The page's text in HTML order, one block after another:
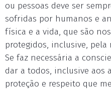
ou pessoas deve ser
sofridas por humanos e
física e a vida, que são
protegidos, inclusive, pela
Se faz necessária a
dar a todos, inclusive aos
proteção e respeito que